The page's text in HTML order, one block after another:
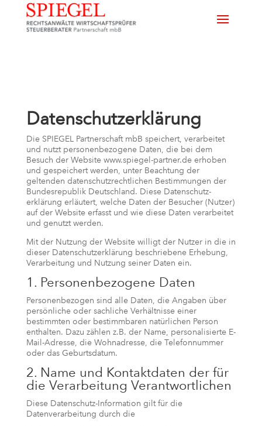
Datenschutzerklärung
Die SPIEGEL Partnerschaft mbB speichert, verarbeitet
und nutzt personenbezogene Daten, die bei dem
Besuch der Website www.spiegel-partner.de erhoben
und gespeichert werden, unter Beachtung der
geltenden datenschutzrechtlichen Bestimmungen der
Bundesrepublik Deutschland. Diese Datenschutz-
erklärung erläutert, welche Daten der Besucher (Nutzer)
auf der Website erfasst und wie diese Daten verarbeitet
und genutzt werden.
Mit der Nutzung der Website willigt der Nutzer in die in
dieser Datenschutzerklärung beschriebene Erhebung,
Verarbeitung und Nutzung seiner Daten ein.
1. Personenbezogene Daten
Personenbezogen sind alle Daten, die Angaben über
persönliche oder sachliche Verhältnisse einer
bestimmten oder bestimmbaren natürlichen Person
enthalten. Dazu zählen z.B. der Name, personalisierte E-
Mail-Adresse, die Wohnadresse, die Telefonnummer
oder das Geburtsdatum.
2. Name und Kontaktdaten der für
die Verarbeitung Verantwortlichen
Diese Datenschutz-Information gilt für die
Datenverarbeitung durch die